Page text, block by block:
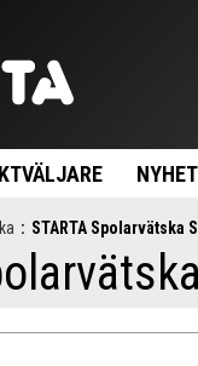
: STARTA Spolarvätska